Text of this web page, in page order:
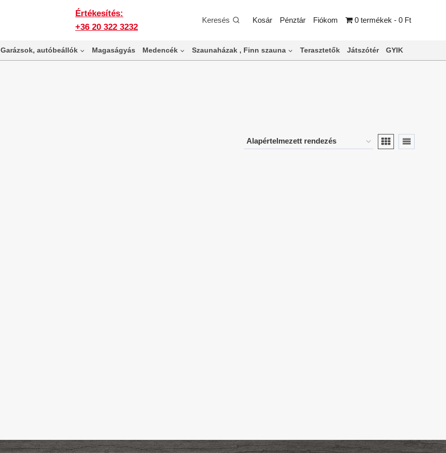
Értékesítés:
+36 20 322 3232
Keresés Kosár Pénztár Fiókom 0 termékek 0 Ft
Garázsok, autóbeállók Magaságyás Medencék Szaunaházak , Finn szauna Terasztetők Játszótér GYIK